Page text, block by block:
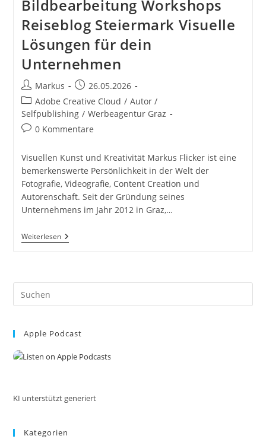
Bildbearbeitung Workshops
Reiseblog Steiermark Visuelle
Lösungen für dein
Unternehmen
Beitrags-
Autor:
Markus
Beitrag
veröffentlicht:
26.05.2026
Beitrags-
Kategorie:
Adobe Creative Cloud / Autor /
Selfpublishing / Werbeagentur Graz
Beitrags-
0 Kommentare
Visuellen Kunst und Kreativität Markus Flicker ist eine
bemerkenswerte Persönlichkeit in der Welt der
Fotografie, Videografie, Content Creation und
Autorenschaft. Seit der Gründung seines
Unternehmens im Jahr 2012 in Graz,…
WeiterlesenMarkus
Flicker
Autor
Videografie
Werbung
Reiseblog
Für
Apple Podcast
KI unterstützt generiert
Kategorien